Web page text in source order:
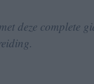
deze complete